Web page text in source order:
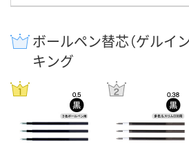
ボールペン替芯（ゲルイ
キング